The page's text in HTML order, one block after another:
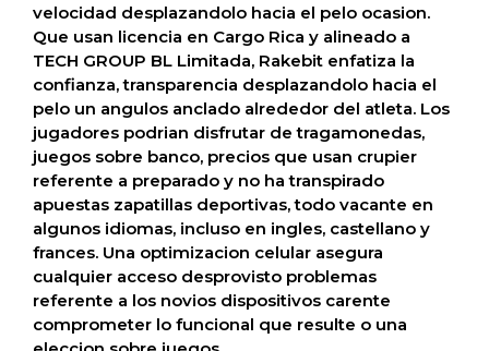
velocidad desplazandolo hacia el pelo ocasion.
Que usan licencia en Cargo Rica y alineado a
TECH GROUP BL Limitada, Rakebit enfatiza la
confianza, transparencia desplazandolo hacia el
pelo un angulos anclado alrededor del atleta. Los
jugadores podrian disfrutar de tragamonedas,
juegos sobre banco, precios que usan crupier
referente a preparado y no ha transpirado
apuestas zapatillas deportivas, todo vacante en
algunos idiomas, incluso en ingles, castellano y
frances. Una optimizacion celular asegura
cualquier acceso desprovisto problemas
referente a los novios dispositivos carente
comprometer lo funcional que resulte o una